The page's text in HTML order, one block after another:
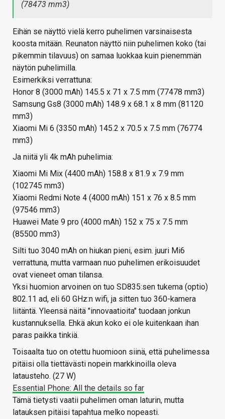
(78473 mm3)
Eihän se näyttö vielä kerro puhelimen varsinaisesta
koosta mitään. Reunaton näyttö niin puhelimen koko (tai
pikemmin tilavuus) on samaa luokkaa kuin pienemmän
näytön puhelimilla.
Esimerkiksi verrattuna:
Honor 8 (3000 mAh) 145.5 x 71 x 7.5 mm (77478 mm3)
Samsung Gs8 (3000 mAh) 148.9 x 68.1 x 8 mm (81120
mm3)
Xiaomi Mi 6 (3350 mAh) 145.2 x 70.5 x 7.5 mm (76774
mm3)
Ja niitä yli 4k mAh puhelimia:
Xiaomi Mi Mix (4400 mAh) 158.8 x 81.9 x 7.9 mm
(102745 mm3)
Xiaomi Redmi Note 4 (4000 mAh) 151 x 76 x 8.5 mm
(97546 mm3)
Huawei Mate 9 pro (4000 mAh) 152 x 75 x 7.5 mm
(85500 mm3)
Silti tuo 3040 mAh on hiukan pieni, esim. juuri Mi6
verrattuna, mutta varmaan nuo puhelimen erikoisuudet
ovat vieneet oman tilansa.
Yksi huomion arvoinen on tuo SD835:sen tukema (optio)
802.11 ad, eli 60 GHz:n wifi, ja sitten tuo 360-kamera
liitäntä. Yleensä näitä "innovaatioita" tuodaan jonkun
kustannuksella. Ehkä akun koko ei ole kuitenkaan ihan
paras paikka tinkiä.
Toisaalta tuo on otettu huomioon siinä, että puhelimessa
pitäisi olla tiettävästi nopein markkinoilla oleva
latausteho. (27 W)
Essential Phone: All the details so far
Tämä tietysti vaatii puhelimen oman laturin, mutta
latauksen pitäisi tapahtua melko nopeasti.